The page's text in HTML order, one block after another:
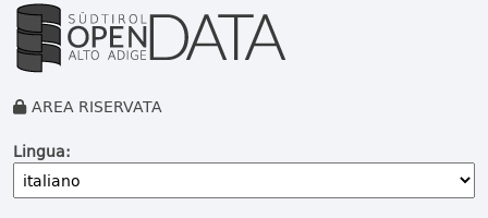
AREA RISERVATA
Lingua